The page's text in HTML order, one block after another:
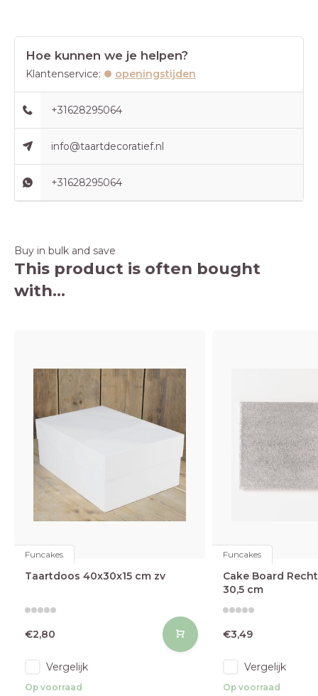
Hoe kunnen we je helpen?
Klantenservice: openingstijden
+31628295064
info@taartdecoratief.nl
+31628295064
Buy in bulk and save
This product is often bought
with...
Funcakes
Taartdoos 40x30x15 cm zv
€2,80
Vergelijk
Op voorraad
Funcakes
Cake Board
30,5 cm
€3,49
Vergelijk
Op voorraad